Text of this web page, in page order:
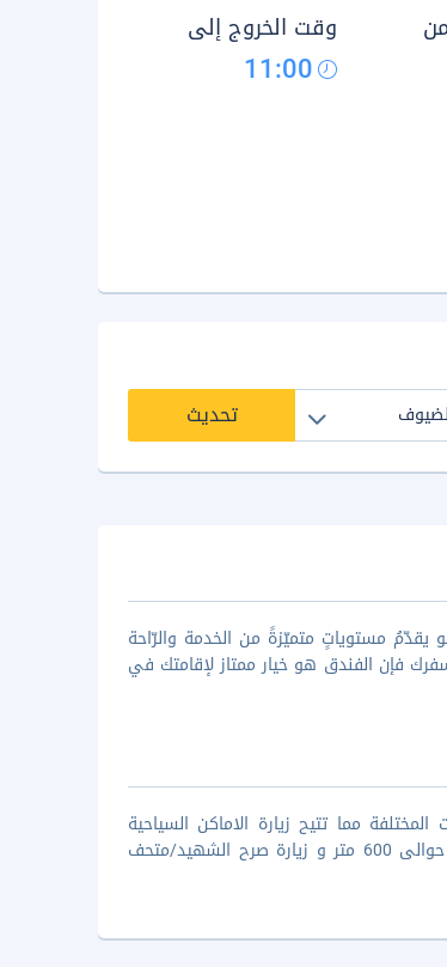
وقت الخروج إلى
11:00
تحديث
أماكن الاقامة في مدينة عمان الساحرة ذو فئه ال 3 نجوم، فهو يقدّمُ مستوياتٍ متميّزةً من الخدمة والرّاحة
فإن الفندق هو خيار ممتاز لإقامتك في
مما تتيح زيارة الاماكن السياحية
والترفيهية المميزة بالمدينة والتى تتمثل فى زيارة مسجد ضاحية الرشيد الذى يبعد مسافة حوالى 600 متر و زيارة صرح الشهيد/متحف